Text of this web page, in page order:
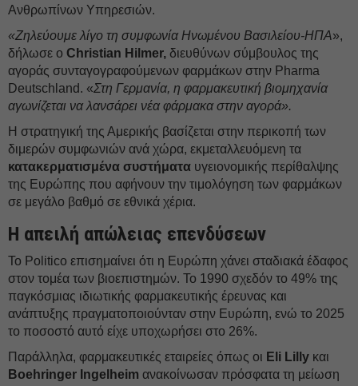
Ανθρωπίνων Υπηρεσιών.
«Ζηλεύουμε λίγο τη συμφωνία Ηνωμένου Βασιλείου-ΗΠΑ»,
δήλωσε ο Christian Hilmer, διευθύνων σύμβουλος της
αγοράς συνταγογραφούμενων φαρμάκων στην Pharma
Deutschland. «Στη Γερμανία, η φαρμακευτική βιομηχανία
αγωνίζεται να λανσάρει νέα φάρμακα στην αγορά».
Η στρατηγική της Αμερικής βασίζεται στην περικοπή των
διμερών συμφωνιών ανά χώρα, εκμεταλλευόμενη τα
κατακερματισμένα συστήματα υγειονομικής περίθαλψης
της Ευρώπης που αφήνουν την τιμολόγηση των φαρμάκων
σε μεγάλο βαθμό σε εθνικά χέρια.
Η απειλή απώλειας επενδύσεων
Το Politico επισημαίνει ότι η Ευρώπη χάνει σταδιακά έδαφος
στον τομέα των βιοεπιστημών. Το 1990 σχεδόν το 49% της
παγκόσμιας ιδιωτικής φαρμακευτικής έρευνας και
ανάπτυξης πραγματοποιούνταν στην Ευρώπη, ενώ το 2025
το ποσοστό αυτό είχε υποχωρήσει στο 26%.
Παράλληλα, φαρμακευτικές εταιρείες όπως οι Eli Lilly και
Boehringer Ingelheim ανακοίνωσαν πρόσφατα τη μείωση